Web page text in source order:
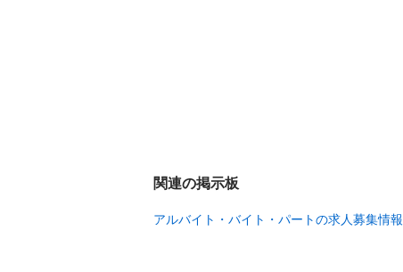
関連の掲示板
アルバイト・バイト・パートの求人募集情報